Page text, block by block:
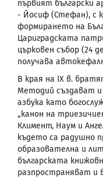
първият български
- Йосиф (Стефан), с
формирането на
Цариградската
църковен събор (24
получава
В края на ІХ в.
Методий създават
азбука като
„канон на
Климент, Наум и
където са радушно
образователна и
българската
разпространяват и